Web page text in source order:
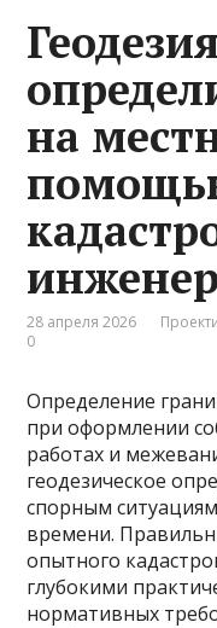
на
28 апреля 2026
0
Определение
при оформлении
работах и
геодезическое
спорным
времени.
опытного
глубокими
нормативных